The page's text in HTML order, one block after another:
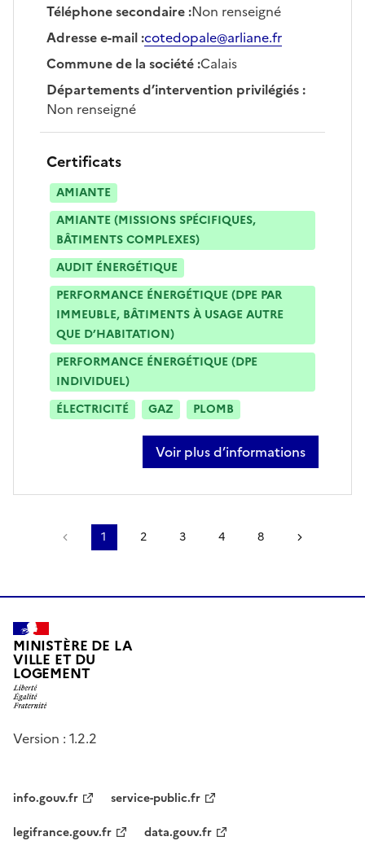
Téléphone secondaire:Non renseigné
Adresse e-mail:cotedopale@arliane.fr
Commune de la société:Calais
Départements d’intervention privilégiés:
Non renseigné
Certificats
AMIANTE
AMIANTE (MISSIONS SPÉCIFIQUES,
BÂTIMENTS COMPLEXES)
AUDIT ÉNERGÉTIQUE
PERFORMANCE ÉNERGÉTIQUE (DPE PAR
IMMEUBLE, BÂTIMENTS À USAGE AUTRE
QUE D’HABITATION)
PERFORMANCE ÉNERGÉTIQUE (DPE
INDIVIDUEL)
ÉLECTRICITÉ
GAZ PLOMB
Voir plus d’informations
sur frédéric boudry
Page précédente
1 2 3 4 8
MINISTÈRE DE LA
VILLE ET DU
LOGEMENT
Version : 1.2.2
info.gouv.fr
service-public.fr
legifrance.gouv.fr
data.gouv.fr